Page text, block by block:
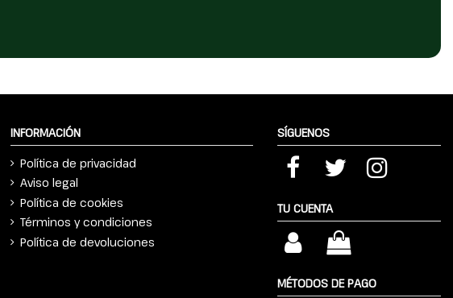
INFORMACIÓN
Política de privacidad
Aviso legal
Política de cookies
Términos y condiciones
Política de devoluciones
SÍGUENOS
TU CUENTA
MÉTODOS DE PAGO